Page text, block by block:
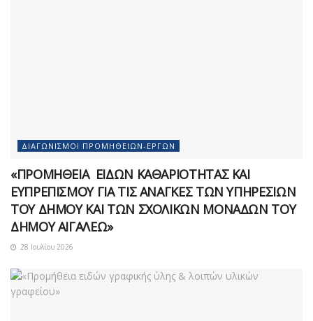
ΔΙΑΓΩΝΙΣΜΟΊ ΠΡΟΜΗΘΕΙΏΝ-ΈΡΓΩΝ
«ΠΡΟΜΗΘΕΙΑ ΕΙΔΩΝ ΚΑΘΑΡΙΟΤΗΤΑΣ ΚΑΙ
ΕΥΠΡΕΠΙΣΜΟΥ ΓΙΑ ΤΙΣ ΑΝΑΓΚΕΣ ΤΩΝ ΥΠΗΡΕΣΙΩΝ
ΤΟΥ ΔΗΜΟΥ ΚΑΙ ΤΩΝ ΣΧΟΛΙΚΩΝ ΜΟΝΑΔΩΝ ΤΟΥ
ΔΗΜΟΥ ΑΙΓΑΛΕΩ»
28 Ιουλίου 2026